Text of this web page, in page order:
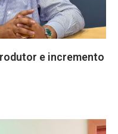
e incremento